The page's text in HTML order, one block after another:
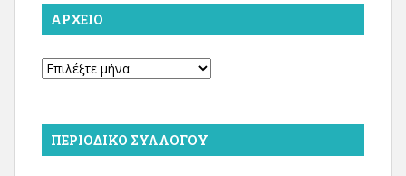
ΑΡΧΕΊΟ
Αρχείο
ΠΕΡΙΟΔΙΚΌ ΣΥΛΛΌΓΟΥ